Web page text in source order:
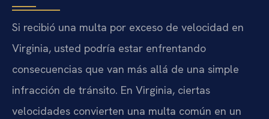
Si recibió una multa por exceso de velocidad en
Virginia, usted podría estar enfrentando
consecuencias que van más allá de una simple
infracción de tránsito. En Virginia, ciertas
velocidades convierten una multa común en un